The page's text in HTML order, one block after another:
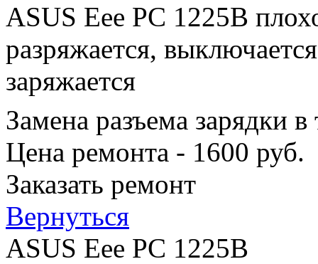
ASUS Eee PC 1225B
разряжается,
заряжается
Замена разъема зарядки
Цена ремонта - 1600 руб.
Заказать ремонт
Вернуться
ASUS Eee PC 1225B